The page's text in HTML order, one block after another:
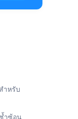
ำหรับ
ำซ้อน